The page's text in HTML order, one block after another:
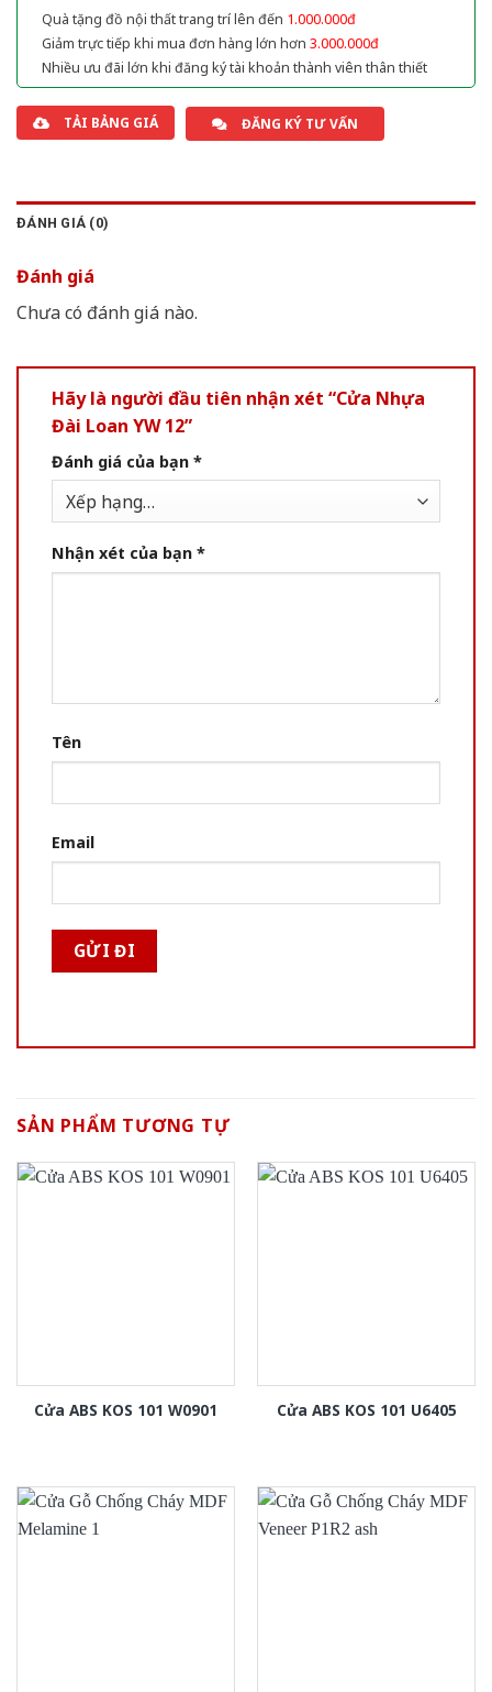
Quà tặng đồ nội thất trang trí lên đến 1.000.000đ
Giảm trực tiếp khi mua đơn hàng lớn hơn 3.000.000đ
Nhiều ưu đãi lớn khi đăng ký tài khoản thành viên thân thiết
TẢI BẢNG GIÁ ĐĂNG KÝ TƯ VẤN
ĐÁNH GIÁ (0)
Đánh giá
Chưa có đánh giá nào.
Hãy là người đầu tiên nhận xét “Cửa Nhựa
Đài Loan YW 12”
Đánh giá của bạn *
Nhận xét của bạn *
Tên
Email
SẢN PHẨM TƯƠNG TỰ
Cửa ABS KOS 101 W0901 Cửa ABS KOS 101 U6405